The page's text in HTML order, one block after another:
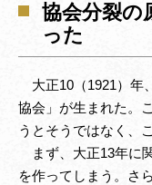
協会分裂の
った
大正10（1921）年
協会」が生まれた。
うとそうではなく、
まず、大正13年に
を作ってしまう。さ